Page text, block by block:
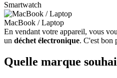
Smartwatch
MacBook / Laptop
En vendant votre appareil, vous
un déchet électronique. C'est bon
Quelle marque